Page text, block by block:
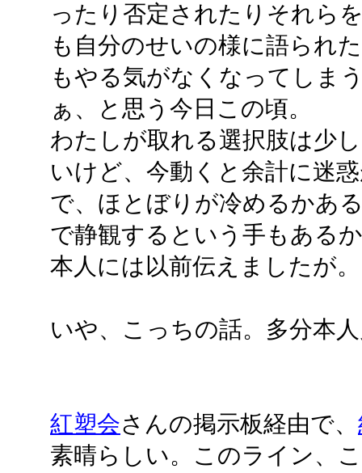
ったり否定されたりそれら
も自分のせいの様に語られ
もやる気がなくなってしま
ぁ、と思う今日この頃。
わたしが取れる選択肢は少
いけど、今動くと余計に迷
で、ほとぼりが冷めるかあ
で静観するという手もある
本人には以前伝えましたが。
いや、こっちの話。多分本
紅塑会さんの掲示板経由で、
素晴らしい。このライン、